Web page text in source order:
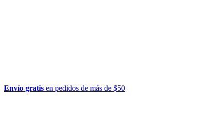
Envío gratis en pedidos de más de $50